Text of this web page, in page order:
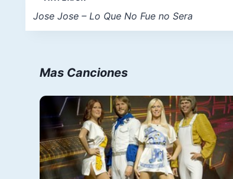
de
entradas
Jose Jose – Lo Que No Fue no Sera
Mas Canciones